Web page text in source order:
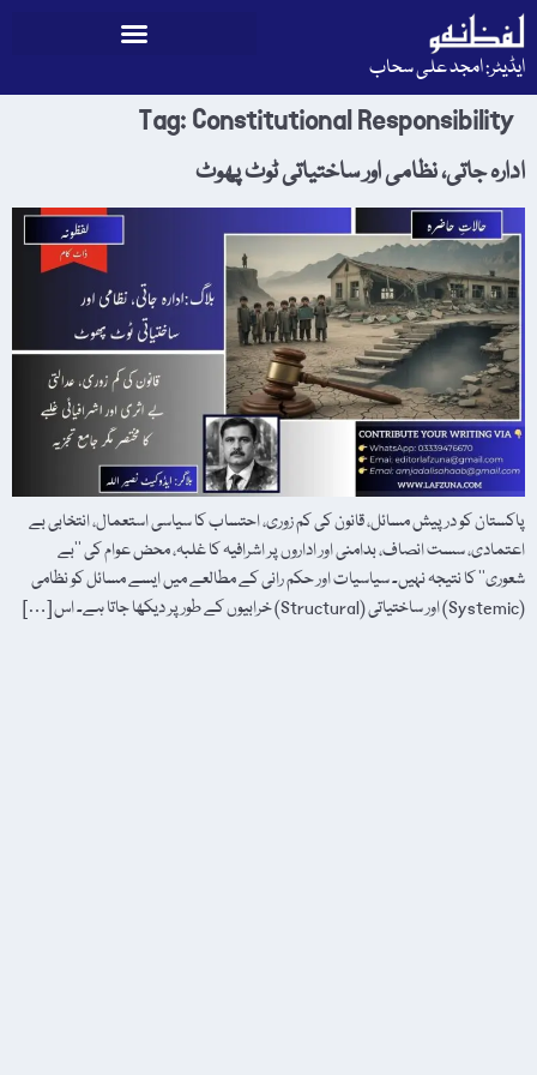
ایڈیٹر: امجد علی سحاب
Tag:Constitutional Responsibility
ادارہ جاتی، نظامی اور ساختیاتی ٹوٹ پھوٹ
پاکستان کو درپیش مسائل، قانون کی کم زوری، احتساب کا سیاسی استعمال، انتخابی بے
اعتمادی، سست انصاف، بدامنی اور اداروں پر اشرافیہ کا غلبہ، محض عوام کی ’’بے
شعوری‘‘ کا نتیجہ نہیں۔ سیاسیات اور حکم رانی کے مطالعے میں ایسے مسائل کو نظامی
(Systemic) اور ساختیاتی (Structural) خرابیوں کے طور پر دیکھا جاتا ہے۔ اس […]